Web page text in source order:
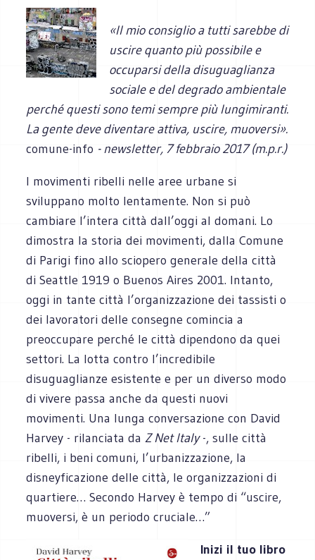
«Il mio consiglio a tutti sarebbe di
uscire quanto più possibile e
occuparsi della disuguaglianza
sociale e del degrado ambientale
perché questi sono temi sempre più lungimiranti.
La gente deve diventare attiva, uscire, muoversi».
comune-info - newsletter, 7 febbraio 2017 (m.p.r.)
I movimenti ribelli nelle aree urbane si
sviluppano molto lentamente. Non si può
cambiare l’intera città dall’oggi al domani. Lo
dimostra la storia dei movimenti, dalla Comune
di Parigi fino allo sciopero generale della città
di Seattle 1919 o Buenos Aires 2001. Intanto,
oggi in tante città l’organizzazione dei tassisti o
dei lavoratori delle consegne comincia a
preoccupare perché le città dipendono da quei
settori. La lotta contro l’incredibile
disuguaglianze esistente e per un diverso modo
di vivere passa anche da questi nuovi
movimenti. Una lunga conversazione con David
Harvey - rilanciata daZ Net Italy-, sulle città
ribelli, i beni comuni, l’urbanizzazione, la
disneyficazione delle città, le organizzazioni di
quartiere… Secondo Harvey è tempo di “uscire,
muoversi, è un periodo cruciale…”
Inizi il tuo libro